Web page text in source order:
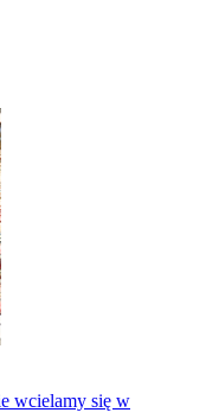
wcielamy się w